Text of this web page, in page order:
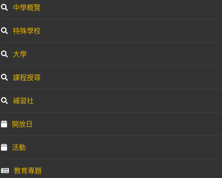
中學概覽
特殊學校
大學
課程搜尋
補習社
開放日
活動
教育專題